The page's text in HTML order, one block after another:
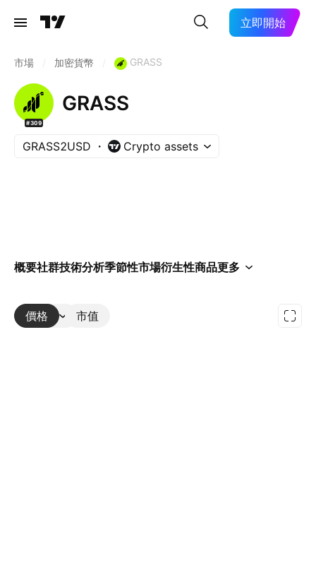
立即開始
市場 加密貨幣 GRASS
#309
GRASS
GRASS2USD Crypto assets
概要社群技術分析季節性市場衍生性商品更多
價格 市值
更多